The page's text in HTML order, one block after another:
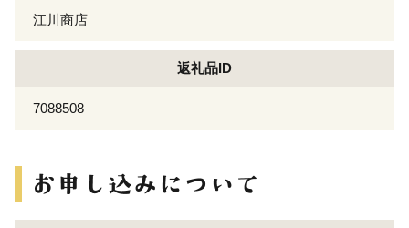
江川商店
返礼品ID
7088508